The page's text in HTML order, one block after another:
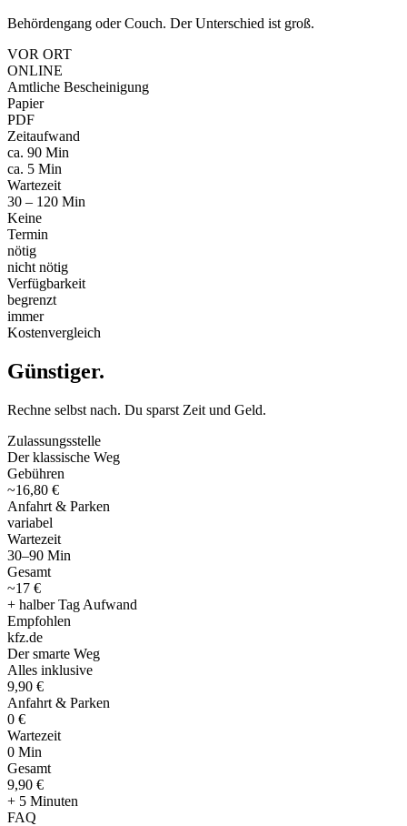
Behördengang oder Couch. Der Unterschied ist groß.
VOR ORT
ONLINE
Amtliche Bescheinigung
Papier
PDF
Zeitaufwand
ca. 90 Min
ca. 5 Min
Wartezeit
30 – 120 Min
Keine
Termin
nötig
nicht nötig
Verfügbarkeit
begrenzt
immer
Kostenvergleich
Günstiger.
Rechne selbst nach. Du sparst Zeit und Geld.
Zulassungsstelle
Der klassische Weg
Gebühren
~16,80 €
Anfahrt & Parken
variabel
Wartezeit
30–90 Min
Gesamt
~17 €
+ halber Tag Aufwand
Empfohlen
kfz.de
Der smarte Weg
Alles inklusive
9,90 €
Anfahrt & Parken
0 €
Wartezeit
0 Min
Gesamt
9,90 €
+ 5 Minuten
FAQ